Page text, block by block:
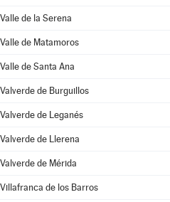
Valle de la Serena
Valle de Matamoros
Valle de Santa Ana
Valverde de Burguillos
Valverde de Leganés
Valverde de Llerena
Valverde de Mérida
Villafranca de los Barros